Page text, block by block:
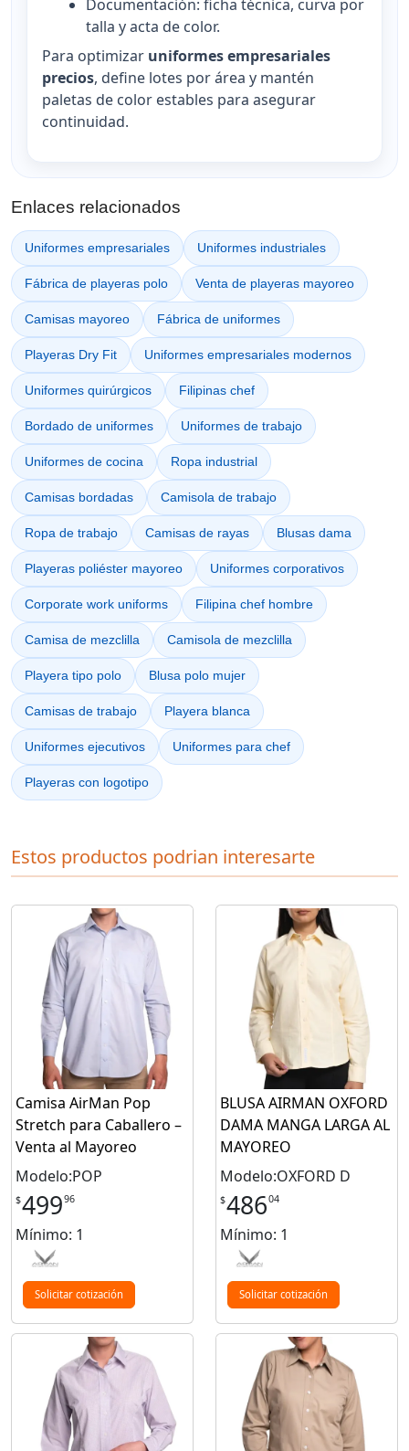
Documentación: ficha técnica, curva por
talla y acta de color.
Para optimizar uniformes empresariales
precios, define lotes por área y mantén
paletas de color estables para asegurar
continuidad.
Enlaces relacionados
Uniformes empresariales Uniformes industriales
Fábrica de playeras polo Venta de playeras mayoreo
Camisas mayoreo Fábrica de uniformes
Playeras Dry Fit Uniformes empresariales modernos
Uniformes quirúrgicos Filipinas chef
Bordado de uniformes Uniformes de trabajo
Uniformes de cocina Ropa industrial
Camisas bordadas Camisola de trabajo
Ropa de trabajo Camisas de rayas Blusas dama
Playeras poliéster mayoreo Uniformes corporativos
Corporate work uniforms Filipina chef hombre
Camisa de mezclilla Camisola de mezclilla
Playera tipo polo Blusa polo mujer
Camisas de trabajo Playera blanca
Uniformes ejecutivos Uniformes para chef
Playeras con logotipo
Estos productos podrian interesarte
Camisa AirMan Pop
Stretch para Caballero –
Venta al Mayoreo
Modelo:POP
$49996
Mínimo: 1
Solicitar cotización
BLUSA AIRMAN OXFORD
DAMA MANGA LARGA AL
MAYOREO
Modelo:OXFORD D
$48604
Mínimo: 1
Solicitar cotización